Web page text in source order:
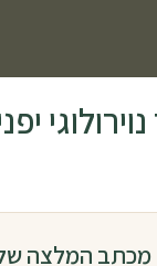
מכתב המלצה של